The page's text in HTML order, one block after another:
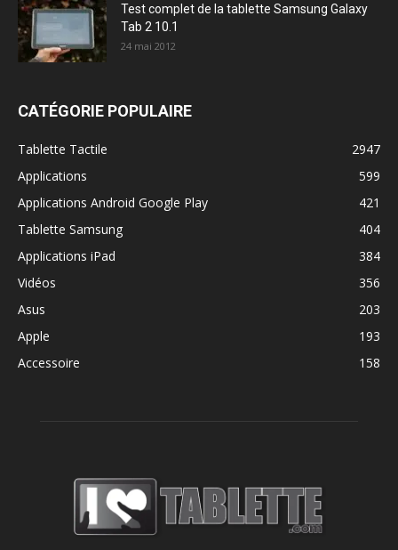
Test complet de la tablette Samsung Galaxy
Tab 2 10.1
24 mai 2012
CATÉGORIE POPULAIRE
Tablette Tactile
2947
Applications
599
Applications Android Google Play
421
Tablette Samsung
404
Applications iPad
384
Vidéos
356
Asus
203
Apple
193
Accessoire
158